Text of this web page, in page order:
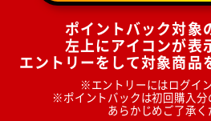
ポイントバック対象
左上にアイコンが表
エントリーをして対象商品
※エントリーにはログイ
※ポイントバックは初回購入分
あらかじめご了承く